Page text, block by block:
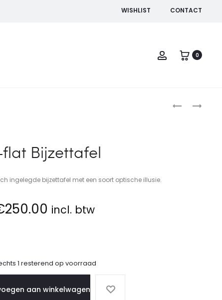
WISHLIST CONTACT
Account0
DORKA
ZIGZAG
flat Bijzettafel
ingelegde bijzettafel met een soort optische illusie.
250.00 incl. btw
1 resterend op voorraad
aan winkelwagen